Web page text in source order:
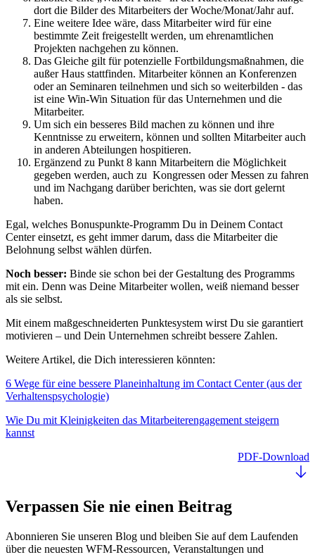
dort die Bilder des Mitarbeiters der Woche/Monat/Jahr auf.
Eine weitere Idee wäre, dass Mitarbeiter wird für eine
bestimmte Zeit freigestellt werden, um ehrenamtlichen
Projekten nachgehen zu können.
Das Gleiche gilt für potenzielle Fortbildungsmaßnahmen, die
außer Haus stattfinden. Mitarbeiter können an Konferenzen
oder an Seminaren teilnehmen und sich so weiterbilden - das
ist eine Win-Win Situation für das Unternehmen und die
Mitarbeiter.
Um sich ein besseres Bild machen zu können und ihre
Kenntnisse zu erweitern, können und sollten Mitarbeiter auch
in anderen Abteilungen hospitieren.
Ergänzend zu Punkt 8 kann Mitarbeitern die Möglichkeit
gegeben werden, auch zu Kongressen oder Messen zu fahren
und im Nachgang darüber berichten, was sie dort gelernt
haben.
Egal, welches Bonuspunkte-Programm Du in Deinem Contact
Center einsetzt, es geht immer darum, dass die Mitarbeiter die
Belohnung selbst wählen dürfen.
Noch besser: Binde sie schon bei der Gestaltung des Programms
mit ein. Denn was Deine Mitarbeiter wollen, weiß niemand besser
als sie selbst.
Mit einem maßgeschneiderten Punktesystem wirst Du sie garantiert
motivieren – und Dein Unternehmen schreibt bessere Zahlen.
Weitere Artikel, die Dich interessieren könnten:
6 Wege für eine bessere Planeinhaltung im Contact Center (aus der
Verhaltenspsychologie)
Wie Du mit Kleinigkeiten das Mitarbeiterengagement steigern
kannst
PDF-Download
Verpassen Sie nie einen Beitrag
Abonnieren Sie unseren Blog und bleiben Sie auf dem Laufenden
über die neuesten WFM-Ressourcen, Veranstaltungen und